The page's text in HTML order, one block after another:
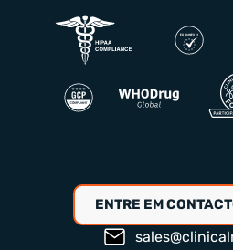
ENTRE EM